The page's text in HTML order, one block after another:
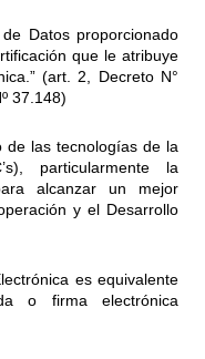
Datos proporcionado
que le atribuye
(art. 2, Decreto N°
37.148)
de las tecnologías de la
particularmente la
alcanzar un mejor
y el Desarrollo
es equivalente
o firma electrónica